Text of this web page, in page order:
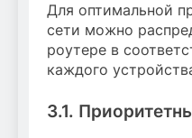
Для оптимальной
сети можно
роутере в
каждого
3.1.